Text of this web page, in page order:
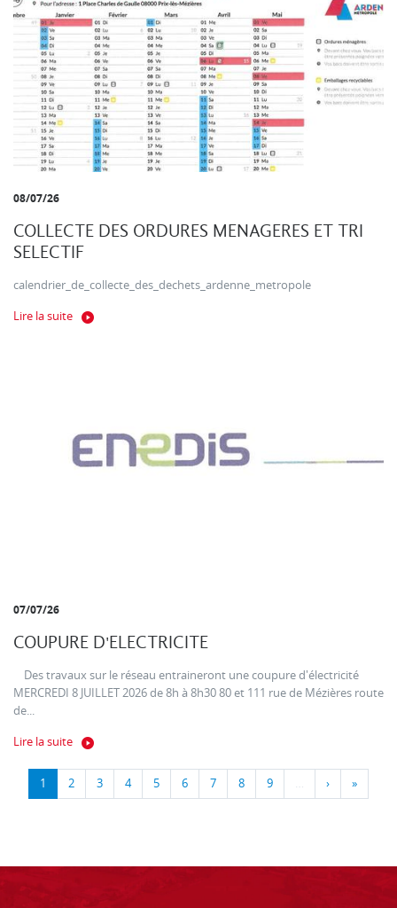
08/07/26
COLLECTE DES ORDURES MENAGERES ET TRI
SELECTIF
calendrier_de_collecte_des_dechets_ardenne_metropole
Lire la suite
07/07/26
COUPURE D'ELECTRICITE
Des travaux sur le réseau entraineront une coupure d'électricité
MERCREDI 8 JUILLET 2026 de 8h à 8h30 80 et 111 rue de Mézières route
de...
Lire la suite
1 2 3 4 5 6 7 8 9 … › »